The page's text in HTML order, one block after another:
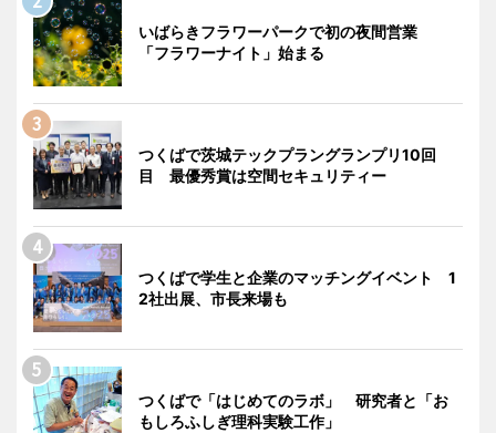
いばらきフラワーパークで初の夜間営業
「フラワーナイト」始まる
つくばで茨城テックプラングランプリ10回
目 最優秀賞は空間セキュリティー
つくばで学生と企業のマッチングイベント 1
2社出展、市長来場も
つくばで「はじめてのラボ」 研究者と「お
もしろふしぎ理科実験工作」